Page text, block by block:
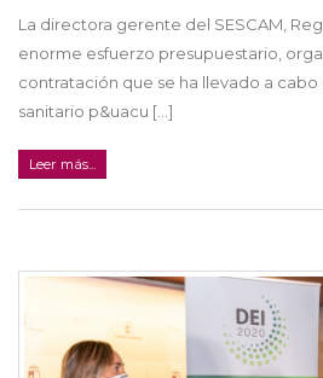
La directora gerente del SESCAM,
enorme esfuerzo presupuestario,
contratación que se ha llevado a cabo
sanitario p&uacu [...]
Leer más...